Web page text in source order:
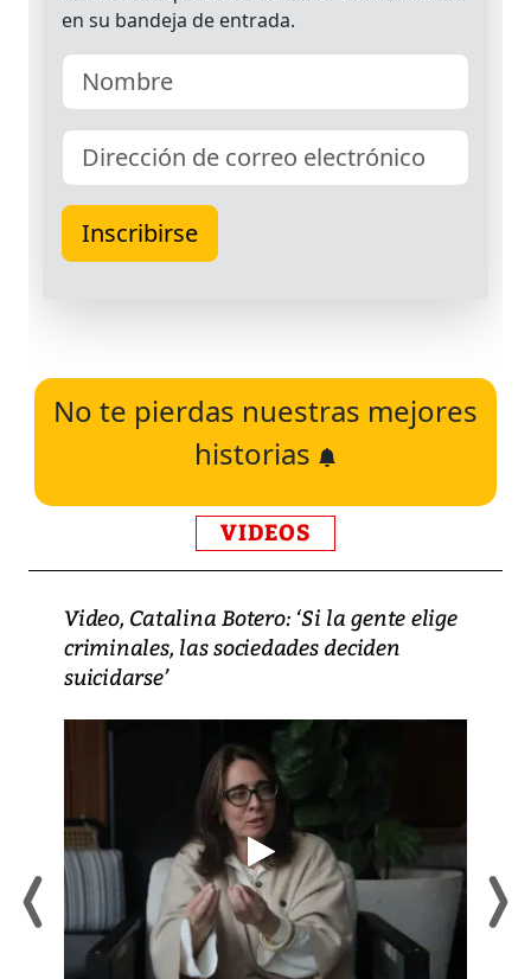
No te pierdas nuestras mejores
historias
VIDEOS
Video, Catalina Botero: ‘Si la gente elige
criminales, las sociedades deciden
suicidarse’